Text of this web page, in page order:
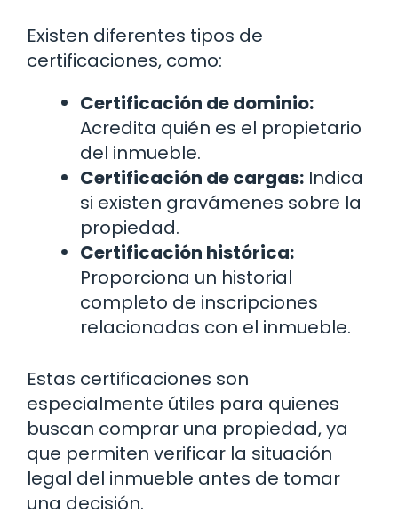
Existen diferentes tipos de
certificaciones, como:
Certificación de dominio:
Acredita quién es el propietario
del inmueble.
Certificación de cargas: Indica
si existen gravámenes sobre la
propiedad.
Certificación histórica:
Proporciona un historial
completo de inscripciones
relacionadas con el inmueble.
Estas certificaciones son
especialmente útiles para quienes
buscan comprar una propiedad, ya
que permiten verificar la situación
legal del inmueble antes de tomar
una decisión.